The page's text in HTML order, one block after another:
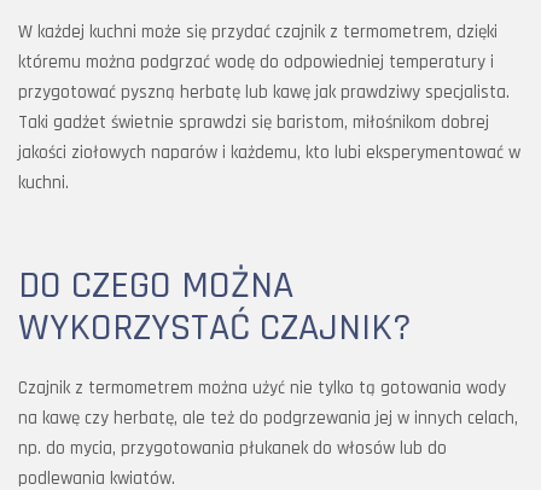
W każdej kuchni może się przydać czajnik z termometrem, dzięki
któremu można podgrzać wodę do odpowiedniej temperatury i
przygotować pyszną herbatę lub kawę jak prawdziwy specjalista.
Taki gadżet świetnie sprawdzi się baristom, miłośnikom dobrej
jakości ziołowych naparów i każdemu, kto lubi eksperymentować w
kuchni.
DO CZEGO MOŻNA
WYKORZYSTAĆ CZAJNIK?
Czajnik z termometrem można użyć nie tylko tą gotowania wody
na kawę czy herbatę, ale też do podgrzewania jej w innych celach,
np. do mycia, przygotowania płukanek do włosów lub do
podlewania kwiatów.